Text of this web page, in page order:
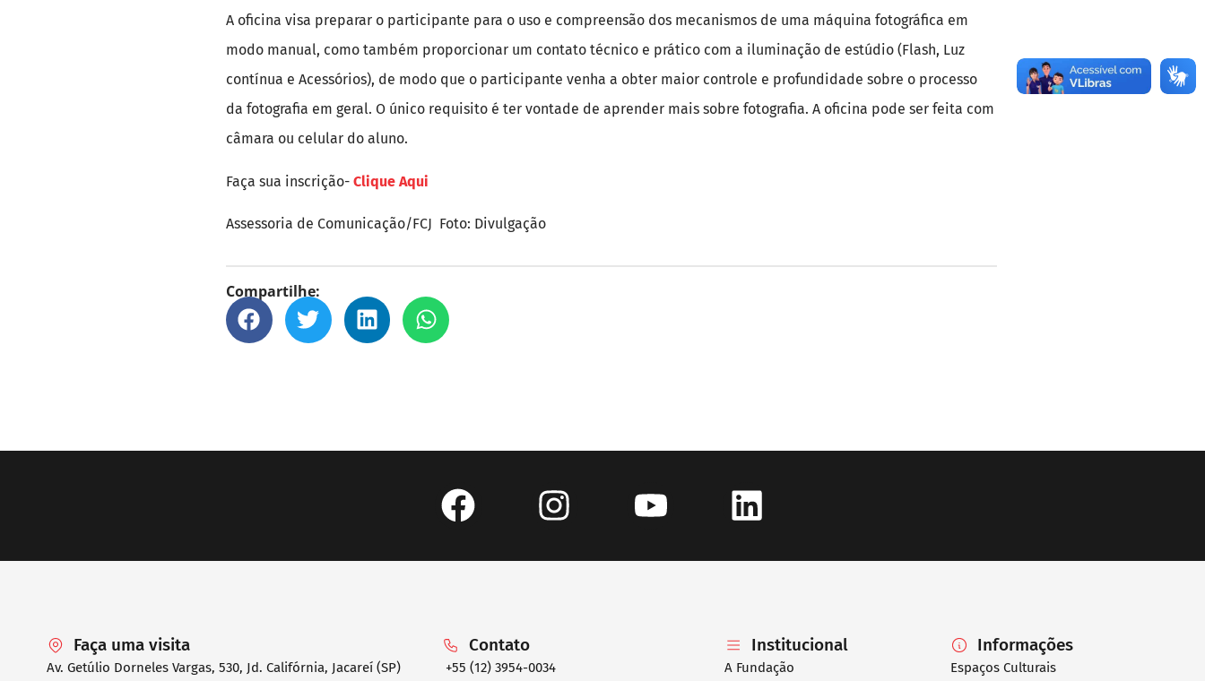
A oficina visa preparar o participante para o uso e compreensão dos mecanismos de uma máquina fotográfica em
modo manual, como também proporcionar um contato técnico e prático com a iluminação de estúdio (Flash, Luz
contínua e Acessórios), de modo que o participante venha a obter maior controle e profundidade sobre o processo
da fotografia em geral. O único requisito é ter vontade de aprender mais sobre fotografia. A oficina pode ser feita com
câmara ou celular do aluno.
Faça sua inscrição- Clique Aqui
Assessoria de Comunicação/FCJ Foto: Divulgação
Compartilhe:
Faça uma visita
Av. Getúlio Dorneles Vargas, 530, Jd. Califórnia, Jacareí (SP)
Contato
+55 (12) 3954-0034
Institucional
A Fundação
Informações
Espaços Culturais